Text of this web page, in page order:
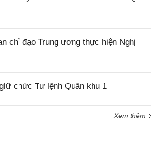
chỉ đạo Trung ương thực hiện Nghị
chức Tư lệnh Quân khu 1
Xem thêm